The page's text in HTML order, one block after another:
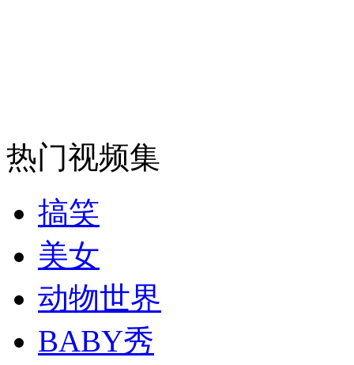
司机酒驾遇交警 急速倒车逃窜
热门视频集
搞笑
美女
动物世界
BABY秀